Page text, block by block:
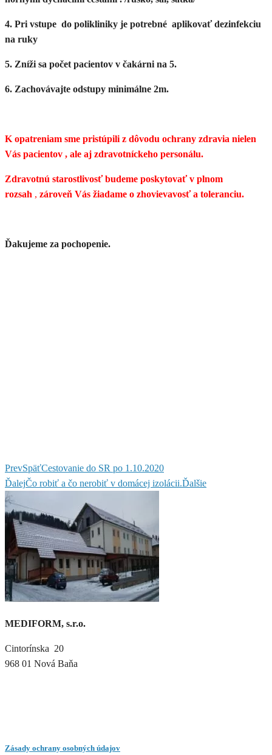
4. Pri vstupe do polikliniky je potrebné aplikovať dezinfekciu
na ruky
5. Zníži sa počet pacientov v čakárni na 5.
6. Zachovávajte odstupy minimálne 2m.
K opatreniam sme pristúpili z dôvodu ochrany zdravia nielen
Vás pacientov , ale aj zdravotníckeho personálu.
Zdravotnú starostlivosť budeme poskytovať v plnom
rozsah , zároveň Vás žiadame o zhovievavosť a toleranciu.
Ďakujeme za pochopenie.
PrevSpäťCestovanie do SR po 1.10.2020
ĎalejČo robiť a čo nerobiť v domácej izolácii.Ďalšie
MEDIFORM, s.r.o.
Cintorínska 20
968 01 Nová Baňa
Zásady ochrany osobných údajov